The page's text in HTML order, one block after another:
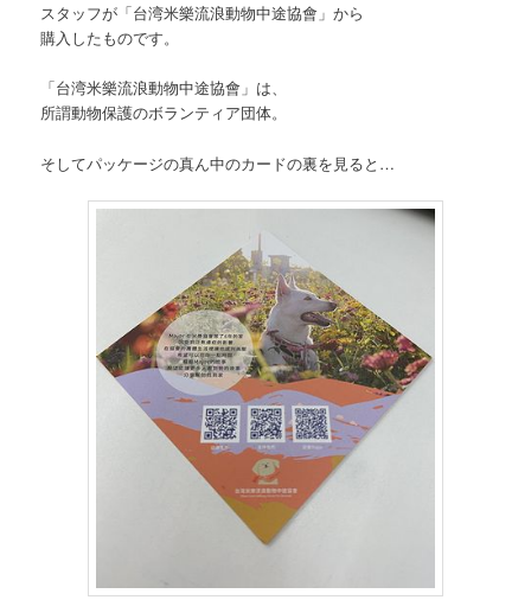
スタッフが「台湾米樂流浪動物中途協會」から
購入したものです。
「台湾米樂流浪動物中途協會」は、
所謂動物保護のボランティア団体。
そしてパッケージの真ん中のカードの裏を見ると…